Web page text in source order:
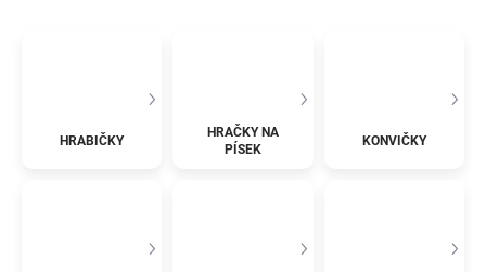
HRABIČKY
HRAČKY NA
PÍSEK
KONVIČKY